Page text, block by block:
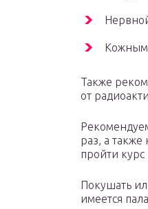
Кожным
Также
от
раз, а также
пройти
Покушать
имеется